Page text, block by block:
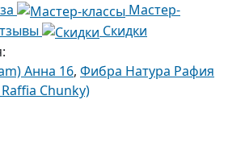
Мастер-
Скидки
Анна 16, Фибра Натура Рафия
Chunky)